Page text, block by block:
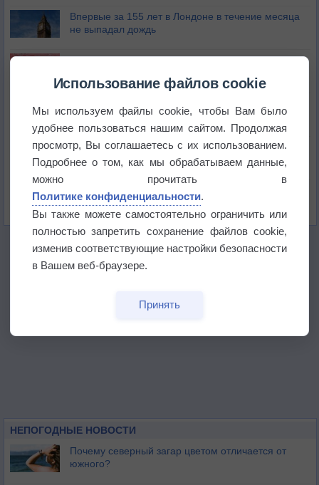
Впервые за 155 лет в Лондоне в течение месяца
не выпадал дождь
Лето продолжит щедро раздавать своё тепло!
Погода в Краснодаре 5 августа
Погода в Санкт-Петербурге 5 августа
НЕПОГОДНЫЕ НОВОСТИ
Почему северный загар цветом отличается от
южного?
Использование файлов cookie
Мы используем файлы cookie, чтобы Вам было
удобнее пользоваться нашим сайтом. Продолжая
просмотр, Вы соглашаетесь с их использованием.
Подробнее о том, как мы обрабатываем данные,
можно прочитать в
Политике конфиденциальности.
Вы также можете самостоятельно ограничить или
полностью запретить сохранение файлов cookie,
изменив соответствующие настройки безопасности
в Вашем веб-браузере.
Принять